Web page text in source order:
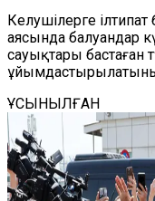
Келушілерге ілтипат
аясында балуандар
сауықтары бастаған
ҰСЫНЫЛҒАН